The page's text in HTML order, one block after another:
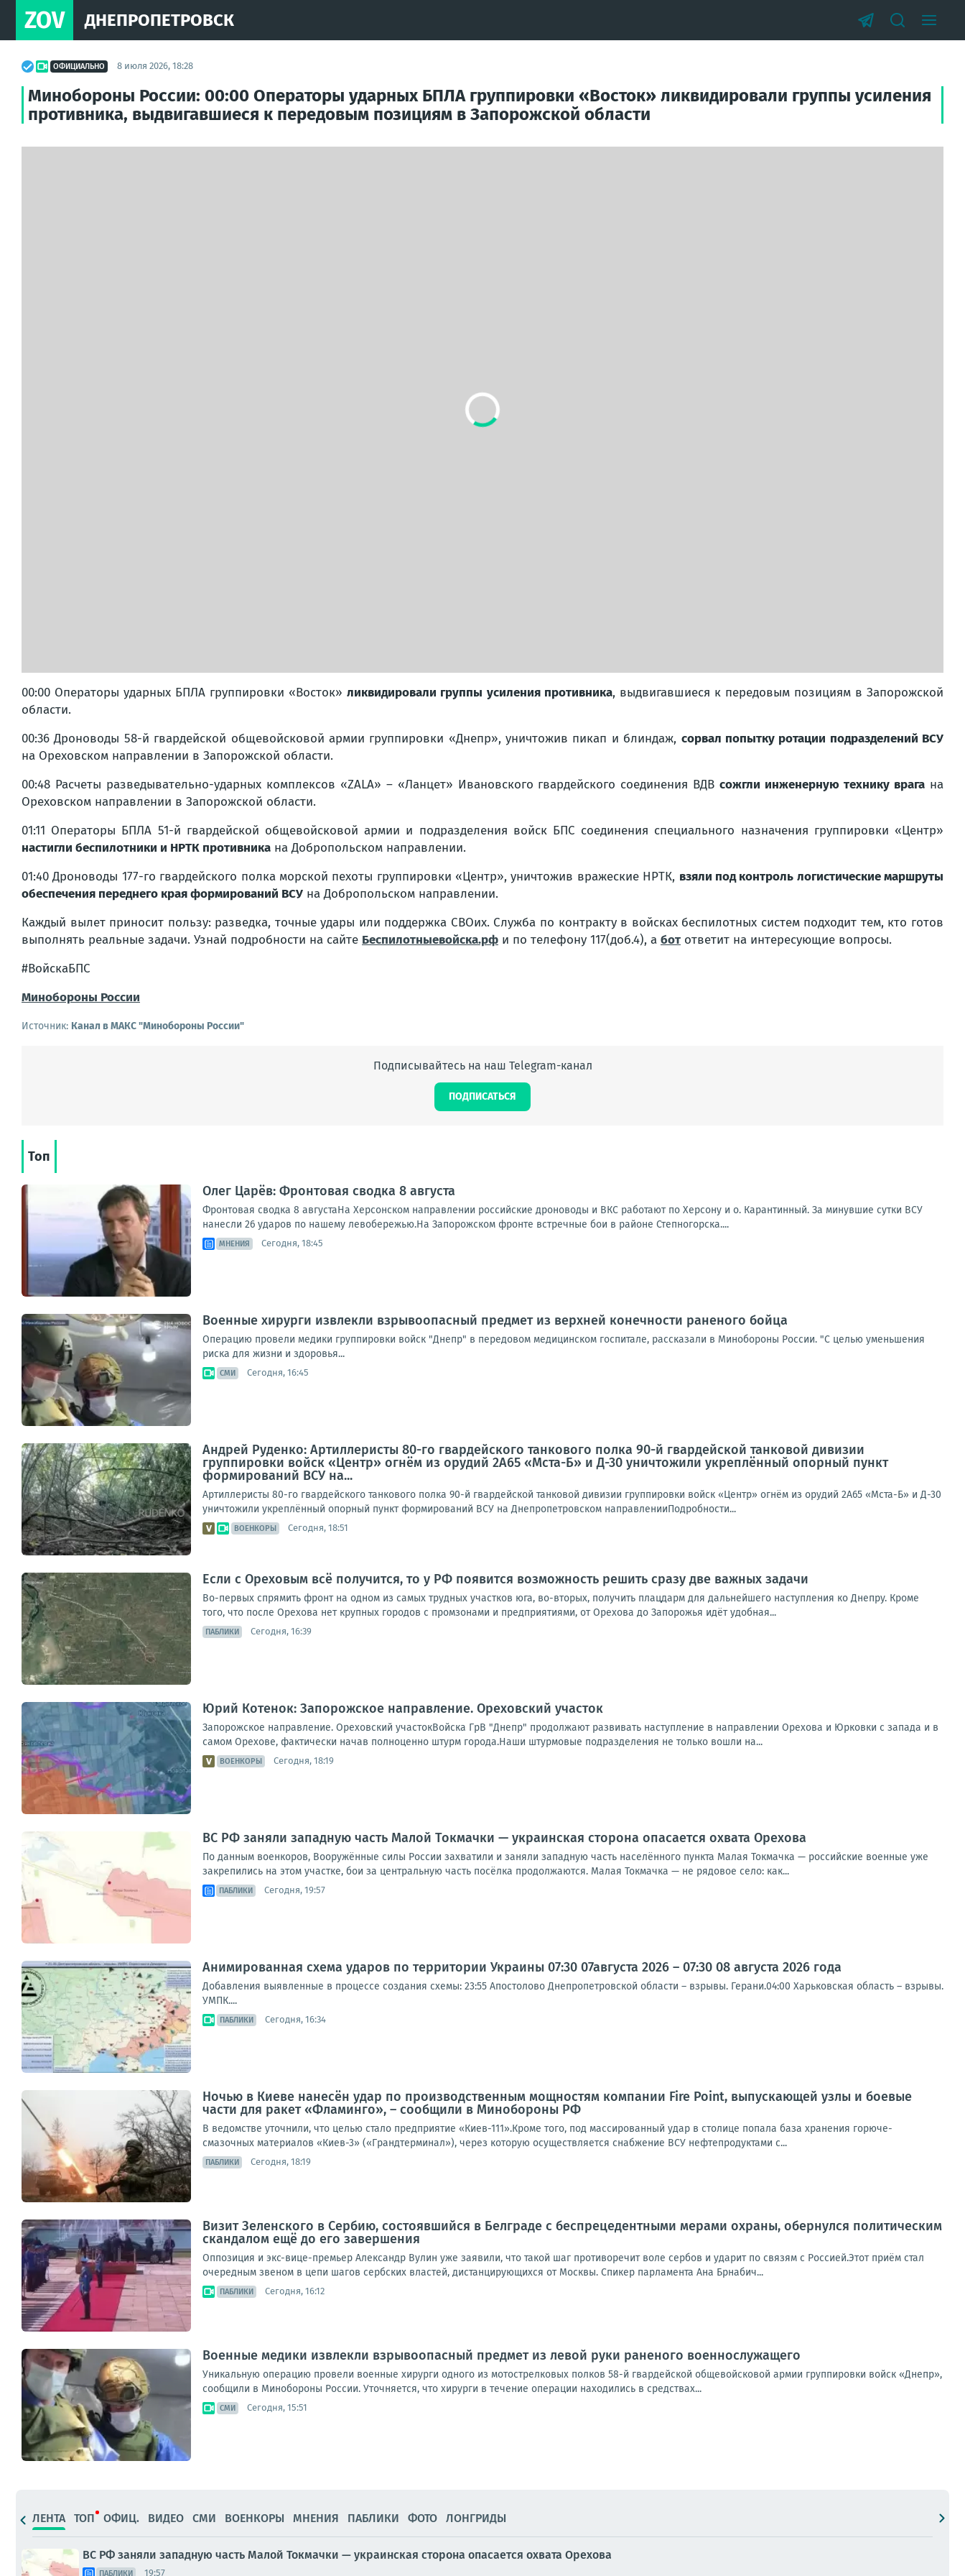
ZOV ДНЕПРОПЕТРОВСК
ОФИЦИАЛЬНО 8 июля 2026, 18:28
Минобороны России: 00:00 Операторы ударных БПЛА группировки «Восток» ликвидировали группы усиления
противника, выдвигавшиеся к передовым позициям в Запорожской области
00:00 Операторы ударных БПЛА группировки «Восток»ликвидировали группы усиления противника, выдвигавшиеся к передовым позициям в Запорожской
области.
00:36 Дроноводы 58-й гвардейской общевойсковой армии группировки «Днепр», уничтожив пикап и блиндаж, сорвал попытку ротации подразделений ВСУ
на Ореховском направлении в Запорожской области.
00:48 Расчеты разведывательно-ударных комплексов «ZALA» – «Ланцет» Ивановского гвардейского соединения ВДВсожгли инженерную технику врага на
Ореховском направлении в Запорожской области.
01:11 Операторы БПЛА 51-й гвардейской общевойсковой армии и подразделения войск БПС соединения специального назначения группировки «Центр»
настигли беспилотники и НРТК противника на Добропольском направлении.
01:40 Дроноводы 177-го гвардейского полка морской пехоты группировки «Центр», уничтожив вражеские НРТК, взяли под контроль логистические маршруты
обеспечения переднего края формирований ВСУ на Добропольском направлении.
Каждый вылет приносит пользу: разведка, точные удары или поддержка СВОих. Служба по контракту в войсках беспилотных систем подходит тем, кто готов
выполнять реальные задачи. Узнай подробности на сайте Беспилотныевойска.рф и по телефону 117(доб.4), а бот ответит на интересующие вопросы.
#ВойскаБПС
Минобороны России
Источник: Канал в МАКС "Минобороны России"
Подписывайтесь на наш Telegram-канал
ПОДПИСАТЬСЯ
Топ
Олег Царёв: Фронтовая сводка 8 августа
Фронтовая сводка 8 августаНа Херсонском направлении российские дроноводы и ВКС работают по Херсону и о. Карантинный. За минувшие сутки ВСУ
нанесли 26 ударов по нашему левобережью.На Запорожском фронте встречные бои в районе Степногорска....
МНЕНИЯ Сегодня, 18:45
Военные хирурги извлекли взрывоопасный предмет из верхней конечности раненого бойца
Операцию провели медики группировки войск "Днепр" в передовом медицинском госпитале, рассказали в Минобороны России. "С целью уменьшения
риска для жизни и здоровья...
СМИ Сегодня, 16:45
Андрей Руденко: Артиллеристы 80-го гвардейского танкового полка 90-й гвардейской танковой дивизии
группировки войск «Центр» огнём из орудий 2А65 «Мста-Б» и Д-30 уничтожили укреплённый опорный пункт
формирований ВСУ на...
Артиллеристы 80-го гвардейского танкового полка 90-й гвардейской танковой дивизии группировки войск «Центр» огнём из орудий 2А65 «Мста-Б» и Д-30
уничтожили укреплённый опорный пункт формирований ВСУ на Днепропетровском направленииПодробности...
ВОЕНКОРЫ Сегодня, 18:51
Если с Ореховым всё получится, то у РФ появится возможность решить сразу две важных задачи
Во-первых спрямить фронт на одном из самых трудных участков юга, во-вторых, получить плацдарм для дальнейшего наступления ко Днепру. Кроме
того, что после Орехова нет крупных городов с промзонами и предприятиями, от Орехова до Запорожья идёт удобная...
ПАБЛИКИ Сегодня, 16:39
Юрий Котенок: Запорожское направление. Ореховский участок
Запорожское направление. Ореховский участокВойска ГрВ "Днепр" продолжают развивать наступление в направлении Орехова и Юрковки с запада и в
самом Орехове, фактически начав полноценно штурм города.Наши штурмовые подразделения не только вошли на...
ВОЕНКОРЫ Сегодня, 18:19
ВС РФ заняли западную часть Малой Токмачки — украинская сторона опасается охвата Орехова
По данным военкоров, Вооружённые силы России захватили и заняли западную часть населённого пункта Малая Токмачка — российские военные уже
закрепились на этом участке, бои за центральную часть посёлка продолжаются. Малая Токмачка — не рядовое село: как...
ПАБЛИКИ Сегодня, 19:57
Анимированная схема ударов по территории Украины 07:30 07августа 2026 – 07:30 08 августа 2026 года
Добавления выявленные в процессе создания схемы: 23:55 Апостолово Днепропетровской области – взрывы. Герани.04:00 Харьковская область – взрывы.
УМПК....
ПАБЛИКИ Сегодня, 16:34
Ночью в Киеве нанесён удар по производственным мощностям компании Fire Point, выпускающей узлы и боевые
части для ракет «Фламинго», – сообщили в Минобороны РФ
В ведомстве уточнили, что целью стало предприятие «Киев-111».Кроме того, под массированный удар в столице попала база хранения горюче-
смазочных материалов «Киев-3» («Грандтерминал»), через которую осуществляется снабжение ВСУ нефтепродуктами с...
ПАБЛИКИ Сегодня, 18:19
Визит Зеленского в Сербию, состоявшийся в Белграде с беспрецедентными мерами охраны, обернулся политическим
скандалом ещё до его завершения
Оппозиция и экс-вице-премьер Александр Вулин уже заявили, что такой шаг противоречит воле сербов и ударит по связям с Россией.Этот приём стал
очередным звеном в цепи шагов сербских властей, дистанцирующихся от Москвы. Спикер парламента Ана Брнабич...
ПАБЛИКИ Сегодня, 16:12
Военные медики извлекли взрывоопасный предмет из левой руки раненого военнослужащего
Уникальную операцию провели военные хирурги одного из мотострелковых полков 58-й гвардейской общевойсковой армии группировки войск «Днепр»,
сообщили в Минобороны России. Уточняется, что хирурги в течение операции находились в средствах...
СМИ Сегодня, 15:51
ЛЕНТА ТОП ОФИЦ. ВИДЕО СМИ ВОЕНКОРЫ МНЕНИЯ ПАБЛИКИ ФОТО ЛОНГРИДЫ
ВС РФ заняли западную часть Малой Токмачки — украинская сторона опасается охвата Орехова
ПАБЛИКИ 19:57